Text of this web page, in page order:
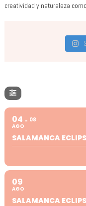
creatividad y naturaleza
04
AGO
08
SALAMANCA
09
AGO
SALAMANCA